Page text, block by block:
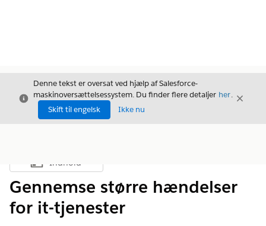
Luk
Denne tekst er oversat ved hjælp af Salesforce-
maskinoversættelsessystem. Du finder flere detaljer her.
Skift til engelsk
Ikke nu
Luk
Vis indholdsfortegnelse
Indhold
Gennemse større hændelser
for it-tjenester